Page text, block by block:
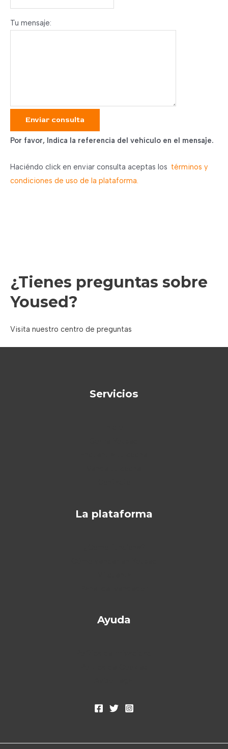
Tu mensaje:
Enviar consulta
Por favor, Indica la referencia del vehículo en el mensaje.
Haciéndo click en enviar consulta aceptas los términos y
condiciones de uso de la plataforma.
¿Tienes preguntas sobre
Yoused?
Visita nuestro centro de preguntas
Servicios
La plataforma
Ayuda